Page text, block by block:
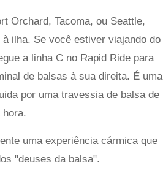
Orchard, Tacoma, ou Seattle,
ilha. Se você estiver viajando do
a linha C no Rapid Ride para
de balsas à sua direita. É uma
por uma travessia de balsa de
hora.
uma experiência cármica que
"deuses da balsa".